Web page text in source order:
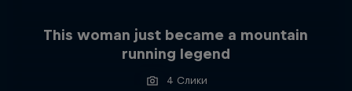
This woman just became a mountain
running legend
4 Слики